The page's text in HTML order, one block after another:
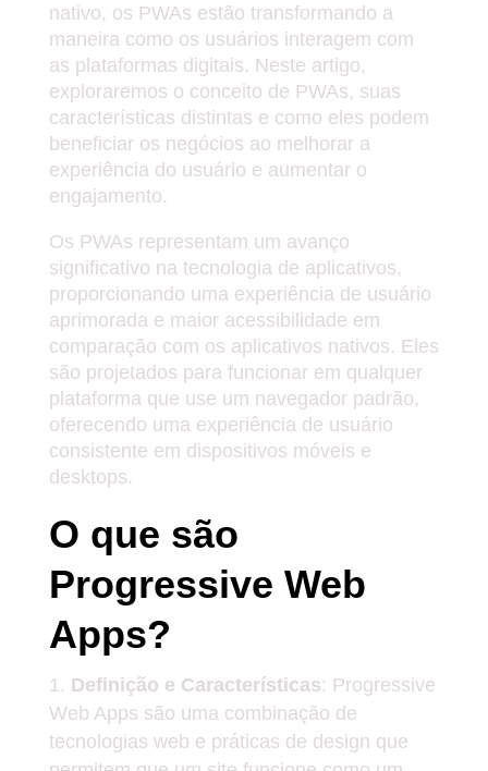
nativo, os PWAs estão transformando a
maneira como os usuários interagem com
as plataformas digitais. Neste artigo,
exploraremos o conceito de PWAs, suas
características distintas e como eles podem
beneficiar os negócios ao melhorar a
experiência do usuário e aumentar o
engajamento.
Os PWAs representam um avanço
significativo na tecnologia de aplicativos,
proporcionando uma experiência de usuário
aprimorada e maior acessibilidade em
comparação com os aplicativos nativos. Eles
são projetados para funcionar em qualquer
plataforma que use um navegador padrão,
oferecendo uma experiência de usuário
consistente em dispositivos móveis e
desktops.
O que são
Progressive Web
Apps?
Definição e Características: Progressive
Web Apps são uma combinação de
tecnologias web e práticas de design que